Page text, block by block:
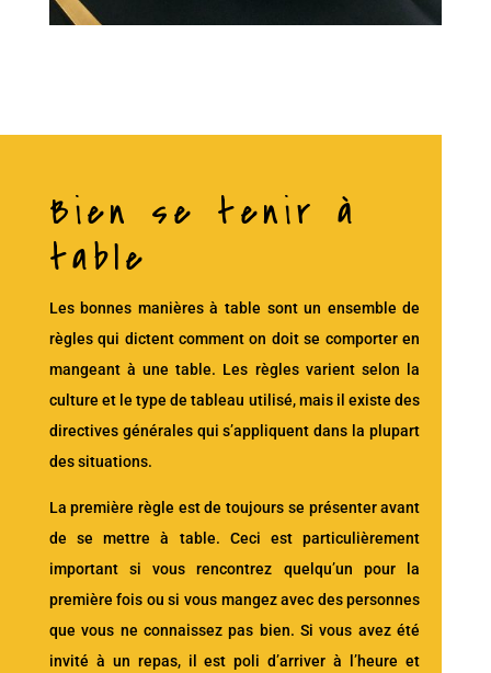
Bien se tenir à
table
Les bonnes manières à table sont un ensemble de
règles qui dictent comment on doit se comporter en
mangeant à une table. Les règles varient selon la
culture et le type de tableau utilisé, mais il existe des
directives générales qui s’appliquent dans la plupart
des situations.
La première règle est de toujours se présenter avant
de se mettre à table. Ceci est particulièrement
important si vous rencontrez quelqu’un pour la
première fois ou si vous mangez avec des personnes
que vous ne connaissez pas bien. Si vous avez été
invité à un repas, il est poli d’arriver à l’heure et